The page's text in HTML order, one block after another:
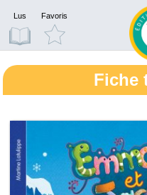
Lus Favoris
Fiche